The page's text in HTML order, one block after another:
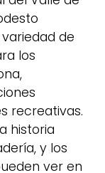
de
los
recreativas.
historia
y los
ver en